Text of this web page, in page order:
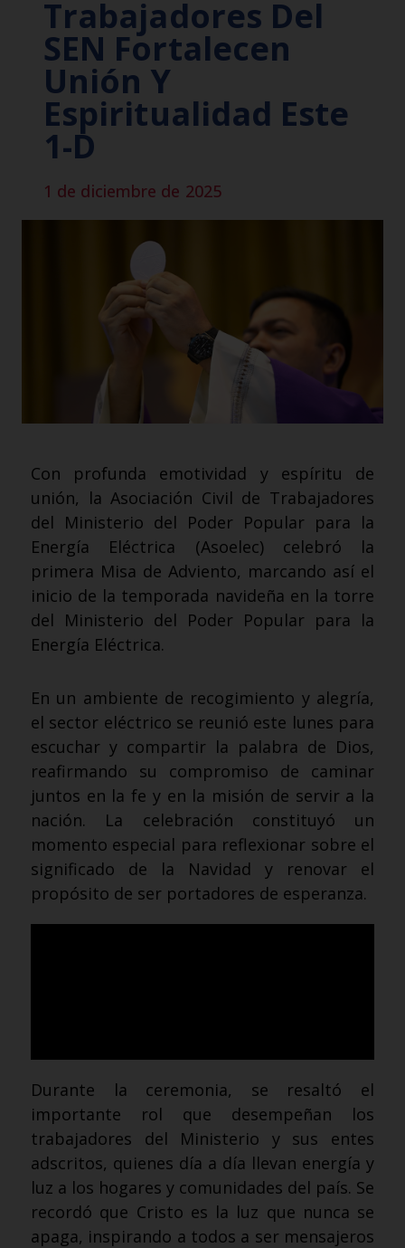
Trabajadores Del
SEN Fortalecen
Unión Y
Espiritualidad Este
1-D
1 de diciembre de 2025
Con profunda emotividad y espíritu de
unión, la Asociación Civil de Trabajadores
del Ministerio del Poder Popular para la
Energía Eléctrica (Asoelec) celebró la
primera Misa de Adviento, marcando así el
inicio de la temporada navideña en la torre
del Ministerio del Poder Popular para la
Energía Eléctrica.
En un ambiente de recogimiento y alegría,
el sector eléctrico se reunió este lunes para
escuchar y compartir la palabra de Dios,
reafirmando su compromiso de caminar
juntos en la fe y en la misión de servir a la
nación. La celebración constituyó un
momento especial para reflexionar sobre el
significado de la Navidad y renovar el
propósito de ser portadores de esperanza.
Durante la ceremonia, se resaltó el
importante rol que desempeñan los
trabajadores del Ministerio y sus entes
adscritos, quienes día a día llevan energía y
luz a los hogares y comunidades del país. Se
recordó que Cristo es la luz que nunca se
apaga, inspirando a todos a ser mensajeros